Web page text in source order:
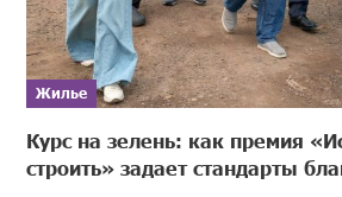
Жилье
Курс на зелень: как премия
строить» задает стандарты